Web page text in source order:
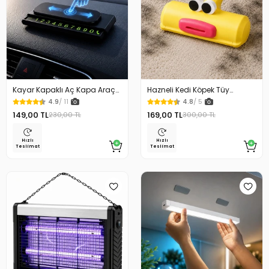
Kayar Kapaklı Aç Kapa Araç
Torpido Üstü Fosforlu
Numaratör Park Numaratörü
4.9/ 11
149,00 TL230,00 TL
Hızlı
Teslimat
Hazneli Kedi Köpek Tüy
Temizleyici Kıl Toplayıcı Ördek
Tasarımlı
4.8/ 5
169,00 TL300,00 TL
Hızlı
Teslimat